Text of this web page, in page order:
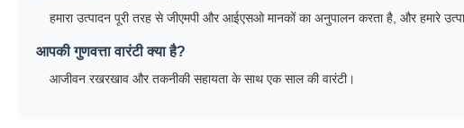
हमारा उत्पादन पूरी तरह से जीएमपी और आईएसओ मानकों का अनुपालन करता है, और हमारे
आपकी गुणवत्ता वारंटी क्या है?
आजीवन रखरखाव और तकनीकी सहायता के साथ एक साल की वारंटी।